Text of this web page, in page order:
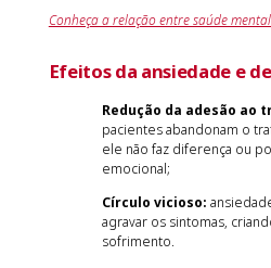
Conheça a relação entre saúde
Efeitos da ansiedade e
Redução da adesão ao
pacientes abandonam o
ele não faz diferença ou
emocional;
Círculo vicioso:
agravar os sintomas,
sofrimento.